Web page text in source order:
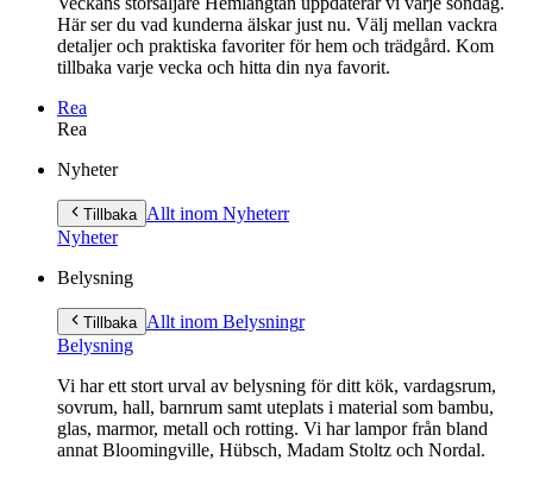
Här ser du vad kunderna älskar just nu. Välj mellan vackra
detaljer och praktiska favoriter för hem och trädgård. Kom
tillbaka varje vecka och hitta din nya favorit.
Rea
Rea
innehåll
Nyheter
Tillbaka Allt inom Nyheterr
Nyheter
Belysning
Tillbaka Allt inom Belysningr
Belysning
Vi har ett stort urval av belysning för ditt kök, vardagsrum,
sovrum, hall, barnrum samt uteplats i material som bambu,
glas, marmor, metall och rotting. Vi har lampor från bland
annat Bloomingville, Hübsch, Madam Stoltz och Nordal.